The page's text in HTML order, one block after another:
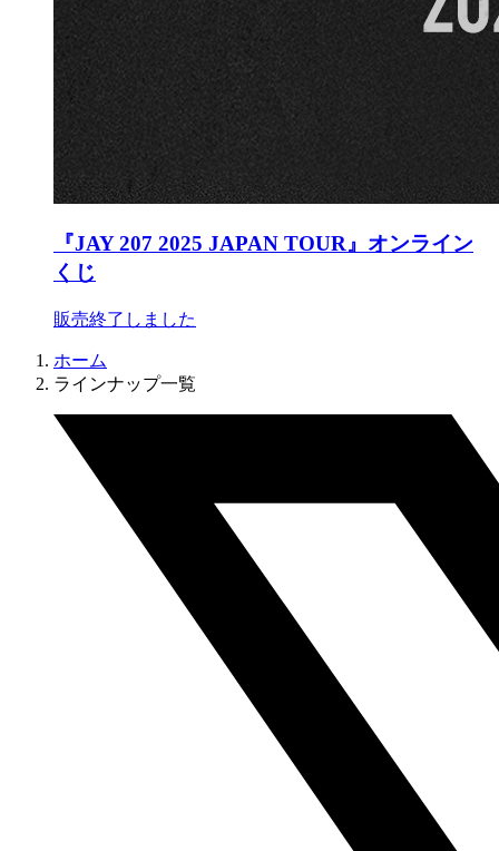
『JAY 207 2025 JAPAN TOUR』オンライン
くじ
販売終了しました
ホーム
ラインナップ一覧